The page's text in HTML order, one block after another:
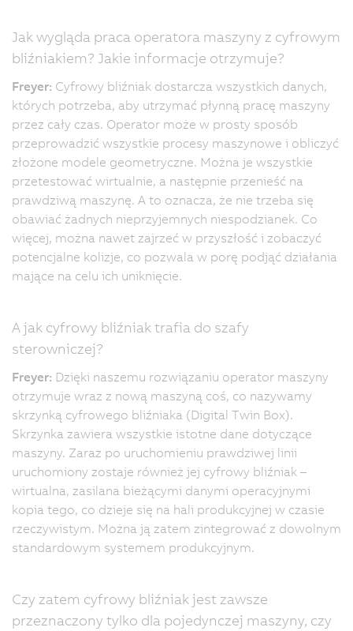
Jak wygląda praca operatora maszyny z cyfrowym
bliźniakiem? Jakie informacje otrzymuje?
Freyer: Cyfrowy bliźniak dostarcza wszystkich danych,
których potrzeba, aby utrzymać płynną pracę maszyny
przez cały czas. Operator może w prosty sposób
przeprowadzić wszystkie procesy maszynowe i obliczyć
złożone modele geometryczne. Można je wszystkie
przetestować wirtualnie, a następnie przenieść na
prawdziwą maszynę. A to oznacza, że nie trzeba się
obawiać żadnych nieprzyjemnych niespodzianek. Co
więcej, można nawet zajrzeć w przyszłość i zobaczyć
potencjalne kolizje, co pozwala w porę podjąć działania
mające na celu ich uniknięcie.
A jak cyfrowy bliźniak trafia do szafy
sterowniczej?
Freyer: Dzięki naszemu rozwiązaniu operator maszyny
otrzymuje wraz z nową maszyną coś, co nazywamy
skrzynką cyfrowego bliźniaka (Digital Twin Box).
Skrzynka zawiera wszystkie istotne dane dotyczące
maszyny. Zaraz po uruchomieniu prawdziwej linii
uruchomiony zostaje również jej cyfrowy bliźniak –
wirtualna, zasilana bieżącymi danymi operacyjnymi
kopia tego, co dzieje się na hali produkcyjnej w czasie
rzeczywistym. Można ją zatem zintegrować z dowolnym
standardowym systemem produkcyjnym.
Czy zatem cyfrowy bliźniak jest zawsze
przeznaczony tylko dla pojedynczej maszyny, czy